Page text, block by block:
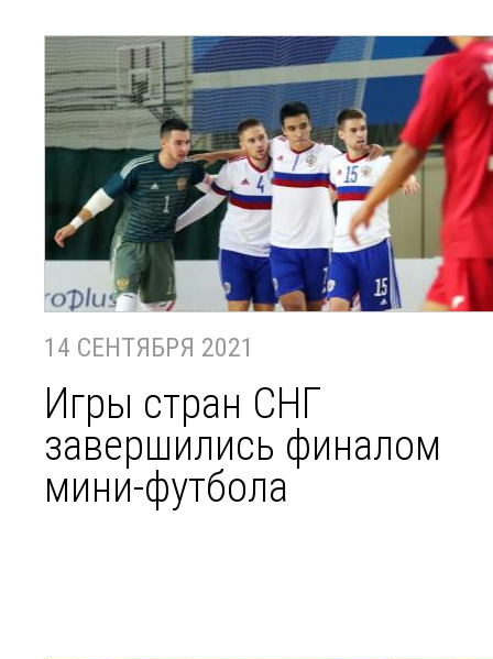
14 СЕНТЯБРЯ 2021
Игры стран СНГ
завершились финалом
мини-футбола